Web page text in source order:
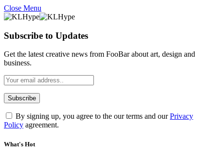
Close Menu
Subscribe to Updates
Get the latest creative news from FooBar about art, design and
business.
By signing up, you agree to the our terms and ourPrivacy
Policy agreement.
What's Hot